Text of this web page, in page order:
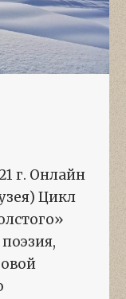
г. Онлайн
Цикл